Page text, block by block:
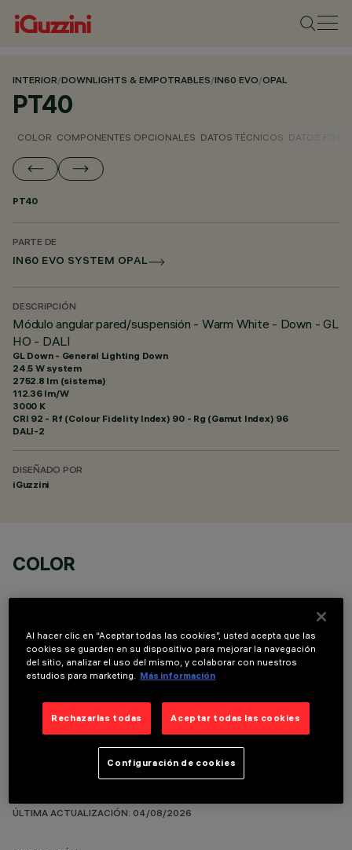
INTERIOR/DOWNLIGHTS & EMPOTRABLES/IN60 EVO/OPAL
PT40
COLOR COMPONENTES OPCIONALES DATOS TÉCNICOS DATOS
PT40
PARTE DE
IN60 EVO SYSTEM OPAL
DESCRIPCIÓN
Módulo angular pared/suspensión - Warm White - Down - GL
HO - DALI
GL Down - General Lighting Down
24.5 W system
2752.8 lm (sistema)
112.36 lm/W
3000 K
CRI 92 - Rf (Colour Fidelity Index) 90 - Rg (Gamut Index) 96
DALI-2
DISEÑADO POR
iGuzzini
COLOR
COMPONENTES OPCIONALES
ÚLTIMA ACTUALIZACIÓN: 04/08/2026
Al hacer clic en “Aceptar todas las cookies”, usted acepta que las
cookies se guarden en su dispositivo para mejorar la navegación
del sitio, analizar el uso del mismo, y colaborar con nuestros
estudios para marketing.
Más información
Rechazarlas todas Aceptar todas las cookies
Configuración de cookies